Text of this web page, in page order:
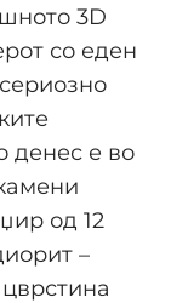
3D
со еден
денес е во
од 12
–